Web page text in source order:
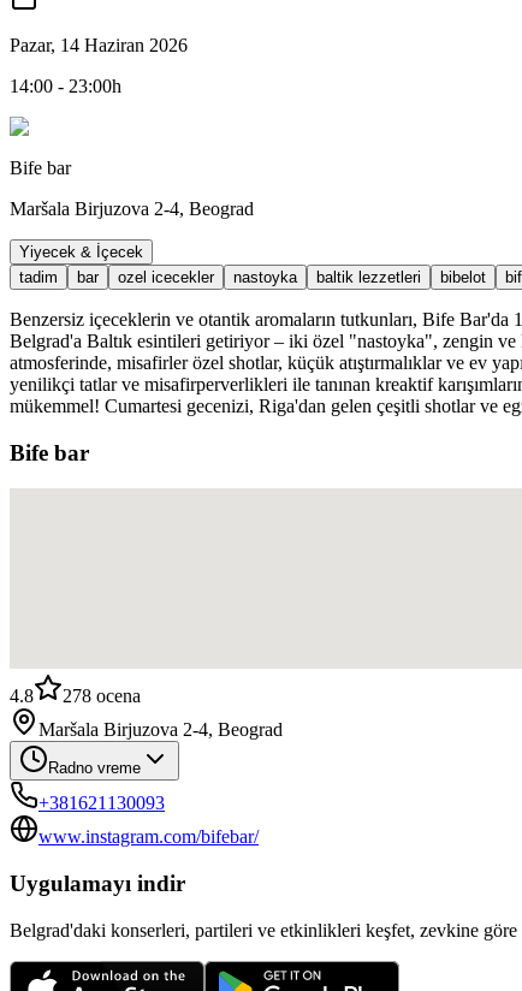
Pazar, 14 Haziran 2026
14:00 - 23:00h
Bife bar
Maršala Birjuzova 2-4, Beograd
Yiyecek & İçecek
tadim
bar ozel icecekler nastoyka baltik lezzetleri bibelot
Benzersiz içeceklerin ve otantik aromaların tutkunları, Bife
Belgrad'a Baltık esintileri getiriyor – iki özel "nastoyka", zengin ve
atmosferinde, misafirler özel shotlar, küçük atıştırmalıklar ve ev
yenilikçi tatlar ve misafirperverlikleri ile tanınan kreaktif
mükemmel! Cumartesi gecenizi, Riga'dan gelen çeşitli shotlar ve
Bife bar
4.8 278 ocena
Maršala Birjuzova 2-4, Beograd
Radno vreme
+381621130093
www.instagram.com/bifebar/
Uygulamayı indir
Belgrad'daki konserleri, partileri ve etkinlikleri keşfet, zevkine göre